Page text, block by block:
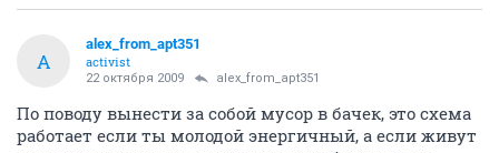
Если была вонь, значит вентиляция не работала.
Если это придумали значит это должно работать!
Если плохо работает сделаем так чтобы работало как
задумано! Глупо не пользоваться тем что есть!
что! Пешком это даже полезно для здоровья! Если
есть проблема ее нужно решать а не прятать голову